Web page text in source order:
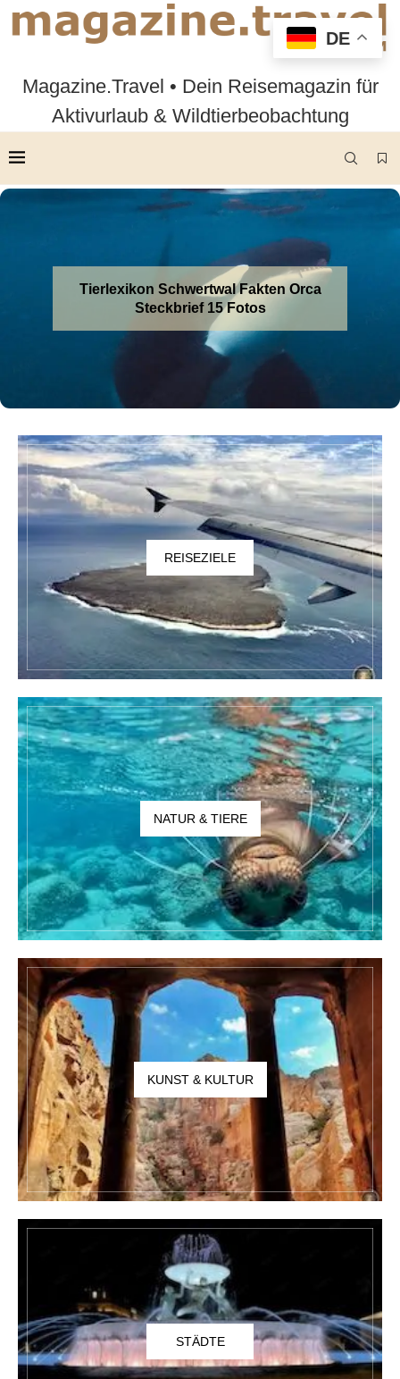
Magazine.Travel • Dein Reisemagazin für
Aktivurlaub & Wildtierbeobachtung
Tierlexikon Schwertwal Fakten Orca
Steckbrief 15 Fotos
REISEZIELE
NATUR & TIERE
KUNST & KULTUR
STÄDTE
DE